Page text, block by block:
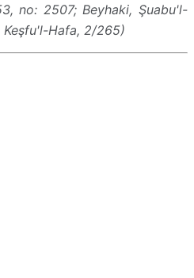
no: 2507; Beyhaki, Şuabu'l-
Keşfu'l-Hafa, 2/265)